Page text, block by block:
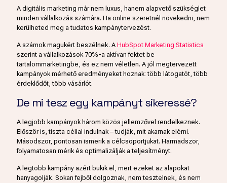
A digitális marketing már nem luxus, hanem alapvető szükséglet
minden vállalkozás számára. Ha online szeretnél növekedni, nem
kerülheted meg a tudatos kampánytervezést.
A számok magukért beszélnek. A HubSpot Marketing Statistics
szerint a vállalkozások 70%-a aktívan fektet be
tartalommarketingbe, és ez nem véletlen. A jól megtervezett
kampányok mérhető eredményeket hoznak: több látogatót, több
érdeklődőt, több vásárlót.
De mi tesz egy kampányt sikeressé?
A legjobb kampányok három közös jellemzővel rendelkeznek.
Először is, tiszta céllal indulnak – tudják, mit akarnak elérni.
Másodszor, pontosan ismerik a célcsoportjukat. Harmadszor,
folyamatosan mérik és optimalizálják a teljesítményt.
A legtöbb kampány azért bukik el, mert ezeket az alapokat
hanyagolják. Sokan fejből dolgoznak, nem tesztelnek, és nem